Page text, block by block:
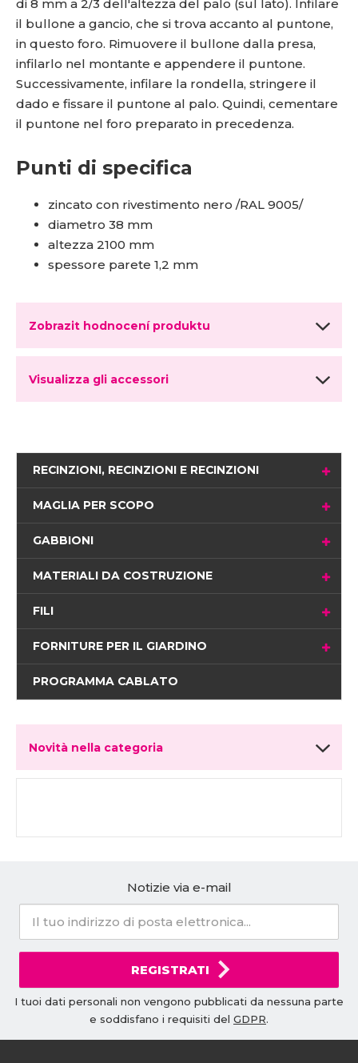
di 8 mm a 2/3 dell'altezza del palo (sul lato). Infilare
il bullone a gancio, che si trova accanto al puntone,
in questo foro. Rimuovere il bullone dalla presa,
infilarlo nel montante e appendere il puntone.
Successivamente, infilare la rondella, stringere il
dado e fissare il puntone al palo. Quindi, cementare
il puntone nel foro preparato in precedenza.
Punti di specifica
zincato con rivestimento nero /RAL 9005/
diametro 38 mm
altezza 2100 mm
spessore parete 1,2 mm
Zobrazit hodnocení produktu
Visualizza gli accessori
RECINZIONI, RECINZIONI E RECINZIONI
MAGLIA PER SCOPO
GABBIONI
MATERIALI DA COSTRUZIONE
FILI
FORNITURE PER IL GIARDINO
PROGRAMMA CABLATO
Novità nella categoria
Notizie via e-mail
REGISTRATI
I tuoi dati personali non vengono pubblicati da nessuna parte
e soddisfano i requisiti del GDPR.